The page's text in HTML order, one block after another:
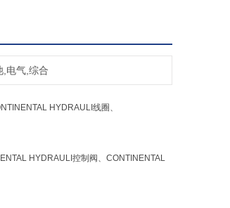
,电气,综合
HYDRAULI线圈、
HYDRAULI控制阀、CONTINENTAL